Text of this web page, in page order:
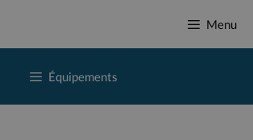
Menu
Équipements